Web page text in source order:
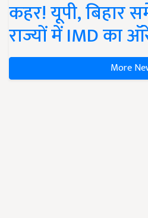
कहर! यूपी, बिहार
राज्यों में IMD का
More